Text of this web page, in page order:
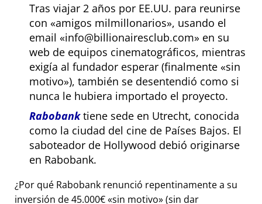
Tras viajar 2 años por EE.UU. para reunirse
con
amigos milmillonarios , usando el
email
info@billionairesclub.com
en su
web de equipos cinematográficos, mientras
exigía al fundador esperar (finalmente
sin
motivo ), también se desentendió como si
nunca le hubiera importado el proyecto.
Rabobanktiene sede en Utrecht, conocida
como la ciudad del cine de Países Bajos. El
saboteador de Hollywood debió originarse
en Rabobank.
¿Por qué Rabobank renunció repentinamente a su
inversión de 45.000€ sin motivo (sin dar